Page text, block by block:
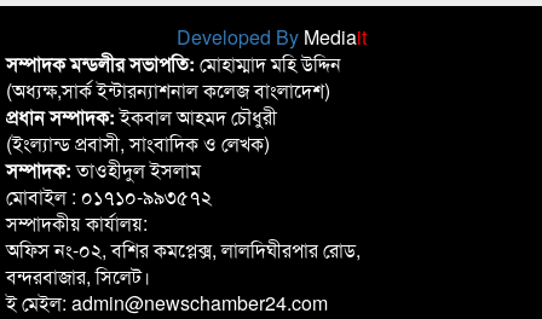
Developed By Mediait
সম্পাদক মন্ডলীর সভাপতি: মোহাম্মাদ মহি উদ্দিন
(অধ্যক্ষ,সার্ক ইন্টারন্যাশনাল কলেজ বাংলাদেশ)
প্রধান সম্পাদক:ইকবাল আহমদ চৌধুরী
(ইংল্যান্ড প্রবাসী, সাংবাদিক ও লেখক)
সম্পাদক:তাওহীদুল ইসলাম
মোবাইল : ০১৭১০-৯৯৩৫৭২
সম্পাদকীয় কার্যালয়:
অফিস নং-০২, বশির কমপ্লেক্স, লালদিঘীরপার রোড,
বন্দরবাজার, সিলেট।
ই মেইল: admin@newschamber24.com